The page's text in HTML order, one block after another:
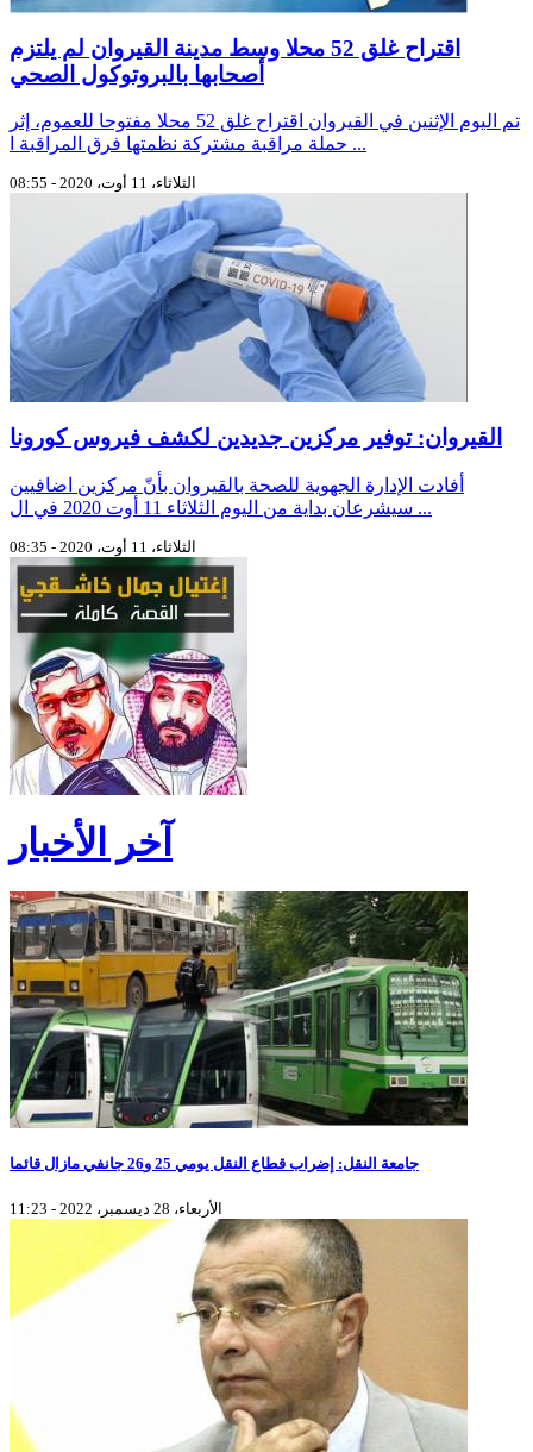
اقتراح غلق 52 محلا وسط مدينة القيروان لم يلتزم
أصحابها بالبروتوكول الصحي
تم اليوم الإثنين في القيروان اقتراح غلق 52 محلا مفتوحا للعموم، إثر
حملة مراقبة مشتركة نظمتها فرق المراقبة ا ...
الثلاثاء، 11 أوت، 2020 - 08:55
القيروان: توفير مركزين جديدين لكشف فيروس كورونا
أفادت الإدارة الجهوية للصحة بالقيروان بأنّ مركزين اضافيين
سيشرعان بداية من اليوم الثلاثاء 11 أوت 2020 في ال ...
الثلاثاء، 11 أوت، 2020 - 08:35
آخر الأخبار
جامعة النقل: إضراب قطاع النقل يومي 25 و26 جانفي مازال قائما
الأربعاء، 28 ديسمبر، 2022 - 11:23